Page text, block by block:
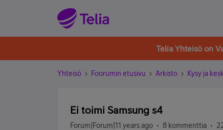
Telia Yhteisö on
Yhteisö Foorumin etusivu Arkisto Kysy ja
Ei toimi Samsung s4
Forum|Forum|11 years ago 8 kommenttia